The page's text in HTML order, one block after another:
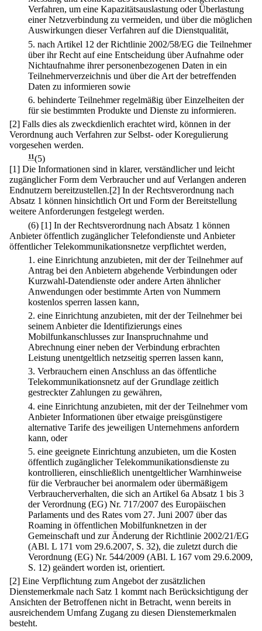
Verfahren, um eine Kapazitätsauslastung oder Überlastung
einer Netzverbindung zu vermeiden, und über die möglichen
Auswirkungen dieser Verfahren auf die Dienstqualität,
5. nach Artikel 12 der Richtlinie 2002/58/EG die Teilnehmer
über ihr Recht auf eine Entscheidung über Aufnahme oder
Nichtaufnahme ihrer personenbezogenen Daten in ein
Teilnehmerverzeichnis und über die Art der betreffenden
Daten zu informieren sowie
6. behinderte Teilnehmer regelmäßig über Einzelheiten der
für sie bestimmten Produkte und Dienste zu informieren.
[2] Falls dies als zweckdienlich erachtet wird, können in der
Verordnung auch Verfahren zur Selbst- oder Koregulierung
vorgesehen werden.
11(5)
[1] Die Informationen sind in klarer, verständlicher und leicht
zugänglicher Form dem Verbraucher und auf Verlangen anderen
Endnutzern bereitzustellen.[2] In der Rechtsverordnung nach
Absatz 1 können hinsichtlich Ort und Form der Bereitstellung
weitere Anforderungen festgelegt werden.
(6) [1] In der Rechtsverordnung nach Absatz 1 können
Anbieter öffentlich zugänglicher Telefondienste und Anbieter
öffentlicher Telekommunikationsnetze verpflichtet werden,
1. eine Einrichtung anzubieten, mit der der Teilnehmer auf
Antrag bei den Anbietern abgehende Verbindungen oder
Kurzwahl-Datendienste oder andere Arten ähnlicher
Anwendungen oder bestimmte Arten von Nummern
kostenlos sperren lassen kann,
2. eine Einrichtung anzubieten, mit der der Teilnehmer bei
seinem Anbieter die Identifizierungs eines
Mobilfunkanschlusses zur Inanspruchnahme und
Abrechnung einer neben der Verbindung erbrachten
Leistung unentgeltlich netzseitig sperren lassen kann,
3. Verbrauchern einen Anschluss an das öffentliche
Telekommunikationsnetz auf der Grundlage zeitlich
gestreckter Zahlungen zu gewähren,
4. eine Einrichtung anzubieten, mit der der Teilnehmer vom
Anbieter Informationen über etwaige preisgünstigere
alternative Tarife des jeweiligen Unternehmens anfordern
kann, oder
5. eine geeignete Einrichtung anzubieten, um die Kosten
öffentlich zugänglicher Telekommunikationsdienste zu
kontrollieren, einschließlich unentgeltlicher Warnhinweise
für die Verbraucher bei anormalem oder übermäßigem
Verbraucherverhalten, die sich an Artikel 6a Absatz 1 bis 3
der Verordnung (EG) Nr. 717/2007 des Europäischen
Parlaments und des Rates vom 27. Juni 2007 über das
Roaming in öffentlichen Mobilfunknetzen in der
Gemeinschaft und zur Änderung der Richtlinie 2002/21/EG
(ABl. L 171 vom 29.6.2007, S. 32), die zuletzt durch die
Verordnung (EG) Nr. 544/2009 (ABl. L 167 vom 29.6.2009,
S. 12) geändert worden ist, orientiert.
[2] Eine Verpflichtung zum Angebot der zusätzlichen
Dienstemerkmale nach Satz 1 kommt nach Berücksichtigung der
Ansichten der Betroffenen nicht in Betracht, wenn bereits in
ausreichendem Umfang Zugang zu diesen Dienstemerkmalen
besteht.